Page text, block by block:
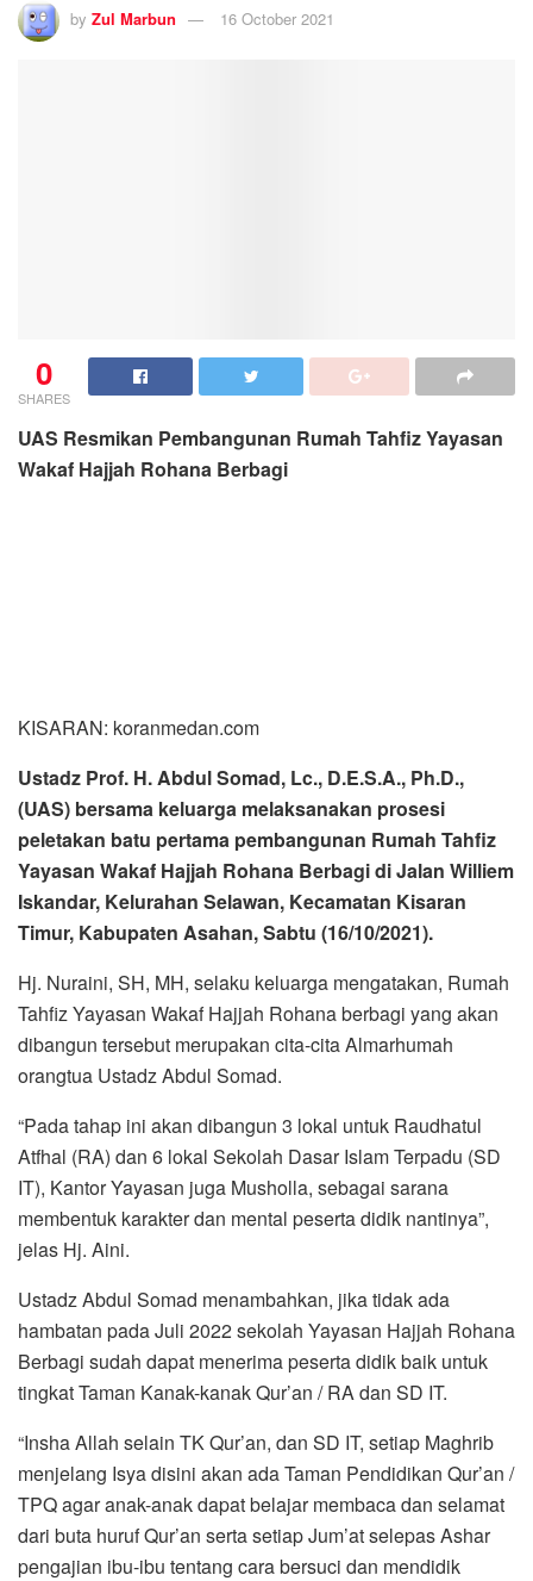
by Zul Marbun 16 October 2021
0
SHARES
UAS Resmikan Pembangunan Rumah Tahfiz Yayasan
Wakaf Hajjah Rohana Berbagi
KISARAN: koranmedan.com
Ustadz Prof. H. Abdul Somad, Lc., D.E.S.A., Ph.D.,
(UAS) bersama keluarga melaksanakan prosesi
peletakan batu pertama pembangunan Rumah Tahfiz
Yayasan Wakaf Hajjah Rohana Berbagi di Jalan Williem
Iskandar, Kelurahan Selawan, Kecamatan Kisaran
Timur, Kabupaten Asahan, Sabtu (16/10/2021).
Hj. Nuraini, SH, MH, selaku keluarga mengatakan, Rumah
Tahfiz Yayasan Wakaf Hajjah Rohana berbagi yang akan
dibangun tersebut merupakan cita-cita Almarhumah
orangtua Ustadz Abdul Somad.
“Pada tahap ini akan dibangun 3 lokal untuk Raudhatul
Atfhal (RA) dan 6 lokal Sekolah Dasar Islam Terpadu (SD
IT), Kantor Yayasan juga Musholla, sebagai sarana
membentuk karakter dan mental peserta didik nantinya”,
jelas Hj. Aini.
Ustadz Abdul Somad menambahkan, jika tidak ada
hambatan pada Juli 2022 sekolah Yayasan Hajjah Rohana
Berbagi sudah dapat menerima peserta didik baik untuk
tingkat Taman Kanak-kanak Qur’an / RA dan SD IT.
“Insha Allah selain TK Qur’an, dan SD IT, setiap Maghrib
menjelang Isya disini akan ada Taman Pendidikan Qur’an /
TPQ agar anak-anak dapat belajar membaca dan selamat
dari buta huruf Qur’an serta setiap Jum’at selepas Ashar
pengajian ibu-ibu tentang cara bersuci dan mendidik